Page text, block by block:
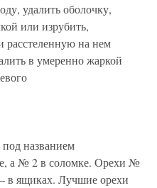
удалить оболочку,
или изрубить,
расстеленную на нем
в умеренно жаркой
названием
а № 2 в соломке. Орехи №
в ящиках. Лучшие орехи